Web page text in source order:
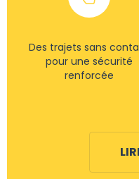
Des trajets sans
pour une sécurité
renforcée